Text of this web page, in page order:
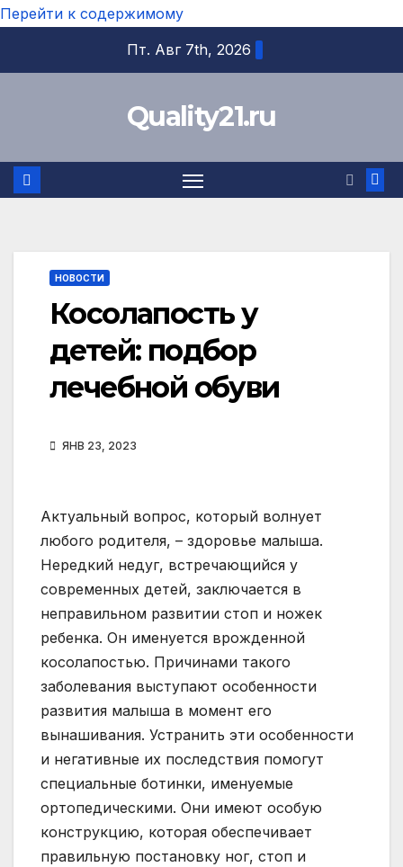
Перейти к содержимому
Пт. Авг 7th, 2026
Quality21.ru
НОВОСТИ
Косолапость у
детей: подбор
лечебной обуви
ЯНВ 23, 2023
Актуальный вопрос, который волнует
любого родителя, – здоровье малыша.
Нередкий недуг, встречающийся у
современных детей, заключается в
неправильном развитии стоп и ножек
ребенка. Он именуется врожденной
косолапостью. Причинами такого
заболевания выступают особенности
развития малыша в момент его
вынашивания. Устранить эти особенности
и негативные их последствия помогут
специальные ботинки, именуемые
ортопедическими. Они имеют особую
конструкцию, которая обеспечивает
правильную постановку ног, стоп и